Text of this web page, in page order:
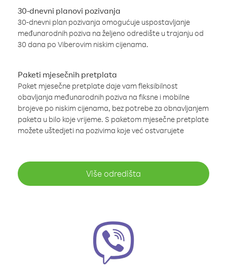
30-dnevni planovi pozivanja
30-dnevni plan pozivanja omogućuje uspostavljanje
međunarodnih poziva na željeno odredište u trajanju od
30 dana po Viberovim niskim cijenama.
Paketi mjesečnih pretplata
Paket mjesečne pretplate daje vam fleksibilnost
obavljanja međunarodnih poziva na fiksne i mobilne
brojeve po niskim cijenama, bez potrebe za obnavljanjem
paketa u bilo koje vrijeme. S paketom mjesečne pretplate
možete uštedjeti na pozivima koje već ostvarujete
Više odredišta